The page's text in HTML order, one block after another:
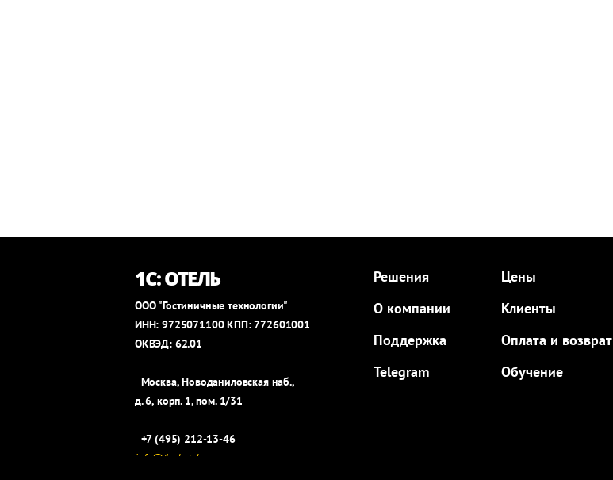
1С: ОТЕЛЬ
ООО "Гостиничные технологии"
ИНН: 9725071100 КПП: 772601001
ОКВЭД: 62.01
Москва, Новоданиловская наб.,
д. 6, корп. 1, пом. 1/31
+7 (495) 212-13-46
info@1c-hotel.ru
Решения
О компании
Поддержка
Telegram
Цены
Клиенты
Оплата и возврат
Обучение